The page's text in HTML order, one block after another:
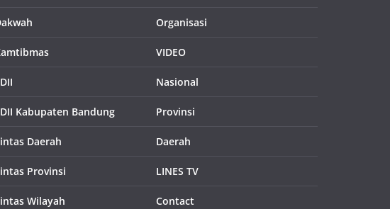
Kabupaten Bandung
Daerah
Provinsi
Wilayah
Organisasi
VIDEO
Nasional
Provinsi
Daerah
LINES TV
Contact